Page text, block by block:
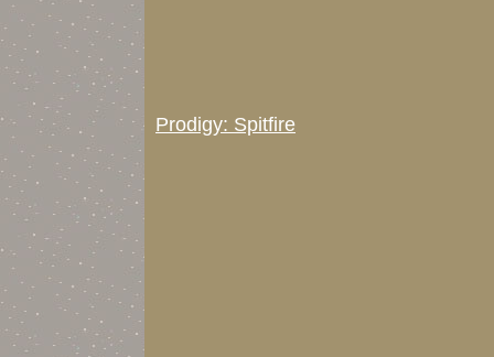
Prodigy: Spitfire